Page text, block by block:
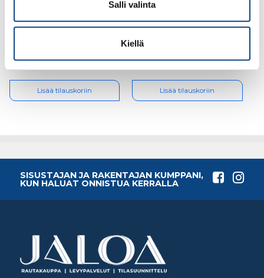
Salli valinta
Kiellä
Lisää tilauskoriin
Lyöntimutteri M6
Lisää tilauskoriin
SISUSTAJAN JA RAKENTAJAN KUMPPANI,
KUN HALUAT ONNISTUA KERRALLA